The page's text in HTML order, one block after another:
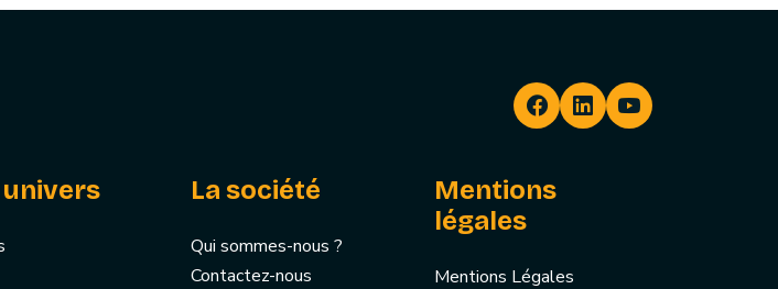
univers La société
Qui sommes-nous ?
Contactez-nous
Mentions
légales
Mentions Légales